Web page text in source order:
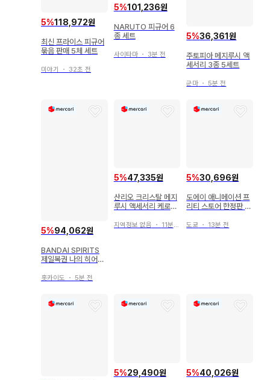
5%118,972원
최신 프라이스 피규어
묶음 판매 5체 세트
미야기 ・ 32초 전
5%101,236원
NARUTO 피규어 6
종 세트
사이타마・ 3분 전
5%36,361원
주토피아 메지루시 액
세서리 3종 5세트
군마 ・5분 전
5%94,062원
BANDAI SPIRITS
제일복권 나의 히어로
y C상 토도로키 쇼토
홋카이도 ・ 5분 전
5%47,335원
산리오 크리스탈 메지
루시 액세서리 케로케
지역정보 없음 ・ 11분 전
5%30,696원
도에이 애니메이션 프
리티 스토어 한정판 썸
호 (업)
도쿄 ・ 13분 전
5%29,490원 5%40,026원